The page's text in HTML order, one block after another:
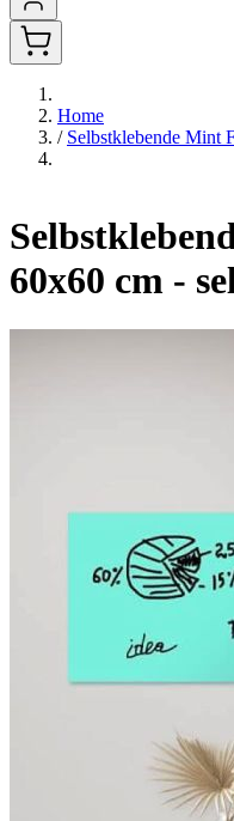
Home
/ Selbstklebende Mint
60x60 cm -